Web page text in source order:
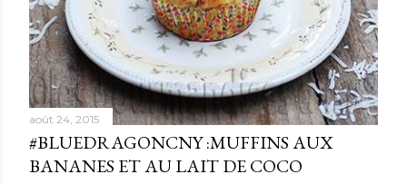
août 24, 2015
#BLUEDRAGONCNY :MUFFINS AUX
BANANES ET AU LAIT DE COCO